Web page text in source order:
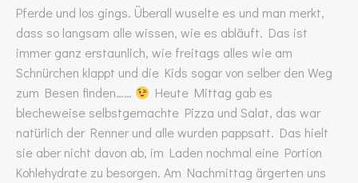
Pferde und los gings. Überall wuselte es und man merkt,
dass so langsam alle wissen, wie es abläuft. Das ist
immer ganz erstaunlich, wie freitags alles wie am
Schnürchen klappt und die Kids sogar von selber den Weg
zum Besen finden……
Heute Mittag gab es
blecheweise selbstgemachte Pizza und Salat, das war
natürlich der Renner und alle wurden pappsatt. Das hielt
sie aber nicht davon ab, im Laden nochmal eine Portion
Kohlehydrate zu besorgen. Am Nachmittag ärgerten uns